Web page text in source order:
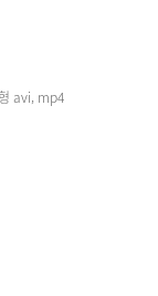
avi, mp4